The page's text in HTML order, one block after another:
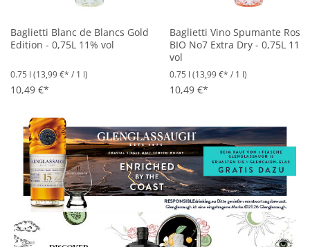
Baglietti Blanc de Blancs Gold
Edition - 0,75L 11% vol
0.75 l (13,99 €* / 1 l)
10,49 €*
Baglietti Vino Spumante Rose´
BIO No7 Extra Dry - 0,75L 11%
vol
0.75 l (13,99 €* / 1 l)
10,49 €*